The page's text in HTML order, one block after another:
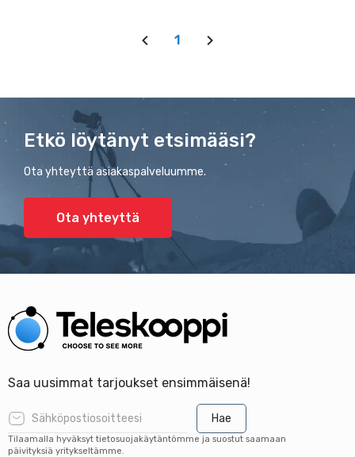
1
Etkö löytänyt etsimääsi?
Ota yhteyttä asiakaspalveluumme.
Ota yhteyttä
Saa uusimmat tarjoukset ensimmäisenä!
Hae
Tilaamalla hyväksyt tietosuojakäytäntömme ja suostut saamaan
päivityksiä yritykseltämme.